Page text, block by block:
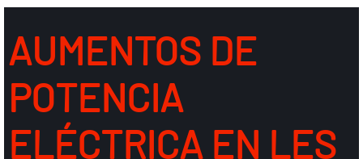
AUMENTOS DE
POTENCIA
ELÉCTRICA EN LES